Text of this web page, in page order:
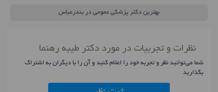
بهترین دکتر پزشکی عمومی در بندرعباس
نظرات و تجربیات در مورد دکتر طیبه رهنما
شما می‌توانید نظر و تجربه خود را اعلام کنید و آن را با دیگران به اشتراک
بگذارید